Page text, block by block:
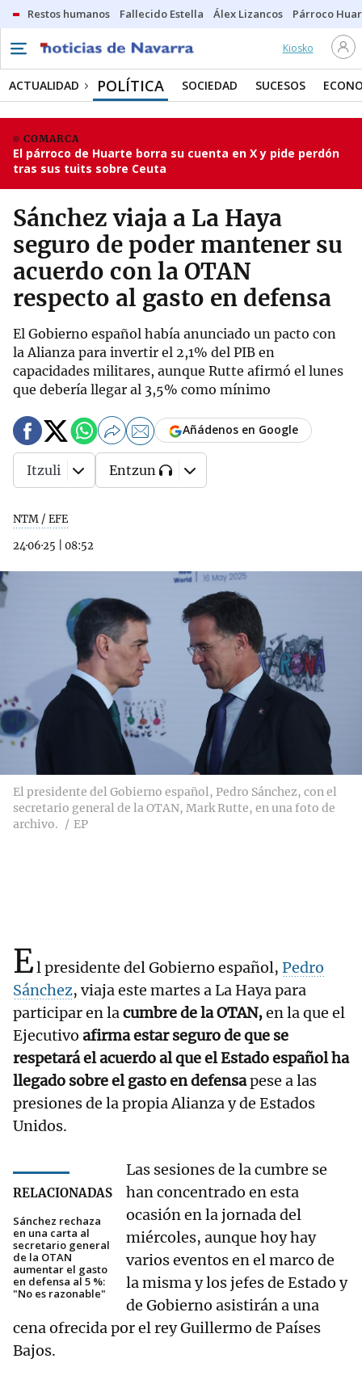
Restos humanos Fallecido Estella Álex Lizancos Párroco
Kiosko
ACTUALIDAD POLÍTICA SOCIEDAD SUCESOS
COMARCA
El párroco de Huarte borra su cuenta en X y pide perdón
tras sus tuits sobre Ceuta
Sánchez viaja a La Haya
seguro de poder mantener su
acuerdo con la OTAN
respecto al gasto en defensa
El Gobierno español había anunciado un pacto con
la Alianza para invertir el 2,1% del PIB en
capacidades militares, aunque Rutte afirmó el lunes
que debería llegar al 3,5% como mínimo
NTM / EFE
24·06·25
08:52
Añádenos en Google
Itzuli Entzun
El presidente del Gobierno español, Pedro Sánchez, con el
secretario general de la OTAN, Mark Rutte, en una foto de
archivo.
EP
El presidente del Gobierno español, Pedro
Sánchez, viaja este martes a La Haya para
participar en lacumbre de la OTAN,en la que el
Ejecutivo afirma estar seguro de que se
respetará el acuerdo al que el Estado español ha
llegado sobre el gasto en defensapese a las
presiones de la propia Alianza y de Estados
Unidos.
RELACIONADAS
Sánchez rechaza
en una carta al
secretario general
de la OTAN
aumentar el gasto
en defensa al 5 %:
"No es razonable"
Las sesiones de la cumbre se
han concentrado en esta
ocasión en la jornada del
miércoles, aunque hoy hay
varios eventos en el marco de
la misma y los jefes de Estado y
de Gobierno asistirán a una
cena ofrecida por el rey Guillermo de Países
Bajos.